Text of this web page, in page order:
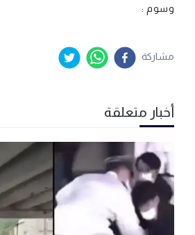
وسوم :
مشاركة
أخبار متعلقة